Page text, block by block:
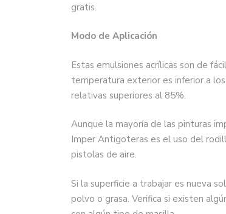
gratis.
Modo de Aplicación
Estas emulsiones acrílicas son de
temperatura exterior es inferior a
relativas superiores al 85%.
Aunque la mayoría de las pinturas
Imper Antigoteras es el uso del
pistolas de aire.
Si la superficie a trabajar es nueva
polvo o grasa. Verifica si existen